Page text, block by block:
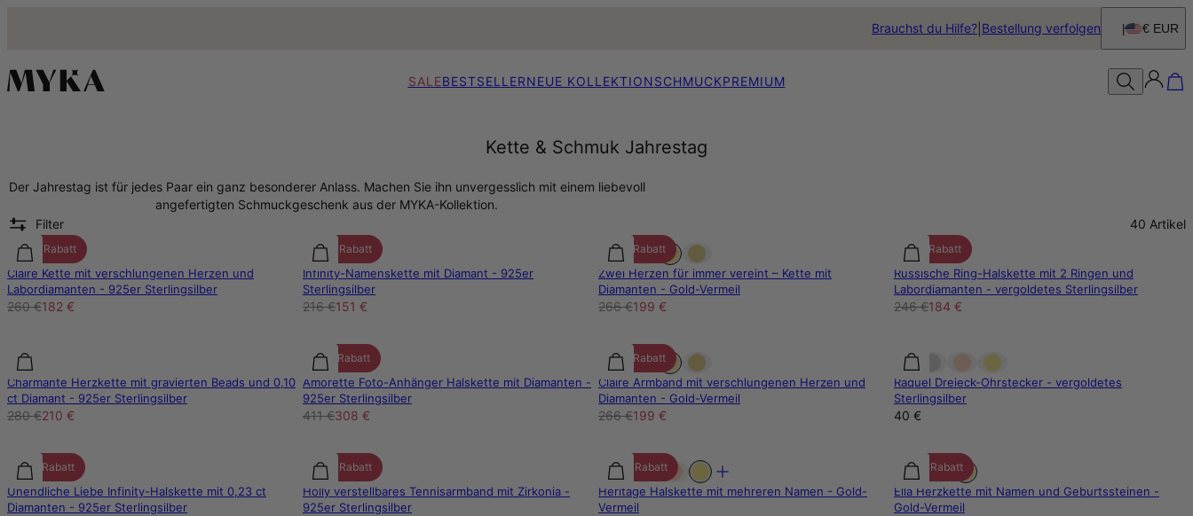
Brauchst du Hilfe? Bestellung verfolgen € EUR
SALEBESTSELLERNEUE KOLLEKTIONSCHMUCKPREMIUM
Kette & Schmuk Jahrestag
Der Jahrestag ist für jedes Paar ein ganz besonderer Anlass. Machen Sie ihn unvergesslich mit einem liebevoll
angefertigten Schmuckgeschenk aus der MYKA-Kollektion.
Filter
40 Artikel
30% Rabatt
Claire Kette mit verschlungenen Herzen und
Labordiamanten - 925er Sterlingsilber
260 €182 €
30% Rabatt
Infinity-Namenskette mit Diamant - 925er
Sterlingsilber
216 €151 €
25% Rabatt
Zwei Herzen für immer vereint – Kette mit
Diamanten - Gold-Vermeil
266 €199 €
25% Rabatt
Russische Ring-Halskette mit 2 Ringen und
Labordiamanten - vergoldetes Sterlingsilber
246 €184 €
Charmante Herzkette mit gravierten Beads und 0,10
ct Diamant - 925er Sterlingsilber
280 €210 €
25% Rabatt
Amorette Foto-Anhänger Halskette mit Diamanten -
925er Sterlingsilber
411 €308 €
25% Rabatt
Claire Armband mit verschlungenen Herzen und
Diamanten - Gold-Vermeil
266 €199 €
Raquel Dreieck-Ohrstecker - vergoldetes
Sterlingsilber
40 €
25% Rabatt
Unendliche Liebe Infinity-Halskette mit 0,23 ct
Diamanten - 925er Sterlingsilber
30% Rabatt
Holly verstellbares Tennisarmband mit Zirkonia -
925er Sterlingsilber
30% Rabatt
Heritage Halskette mit mehreren Namen - Gold-
Vermeil
30% Rabatt
Ella Herzkette mit Namen und Geburtssteinen -
Gold-Vermeil